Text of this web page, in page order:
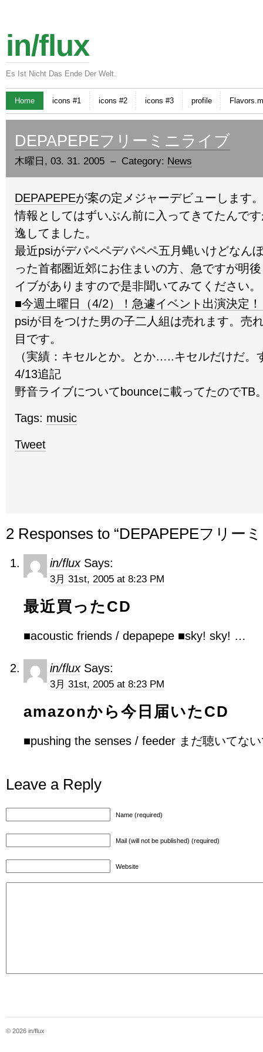
in/flux
Es Ist Nicht Das Ende Der Welt.
Home icons #1 icons #2 icons #3 profile
DEPAPEPEフリーミニライブ
木曜日, 03. 31. 2005 – Category: News
DEPAPEPEが案の定メジャーデビューします。
情報としてはずいぶん前に入ってきてたんで
逸してました。
最近psiがデパペペデパペペ五月蝿いけどなん
った首都圏近郊にお住まいの方、急ですが明
イブがありますので是非聞いてみてください。
■今週土曜日（4/2）！急遽イベント出演決定
psiが目をつけた男の子二人組は売れます。売
目です。
（実績：キセルとか。とか…..キセルだけだ。
4/13追記
野音ライブについてbounceに載ってたのでTB
Tags: music
Tweet
2 Responses to “DEPAPEPEフリー
in/fluxSays:
3月 31st, 2005 at 8:23 PM
最近買ったCD
■acoustic friends / depapepe ■sky! sky! …
in/fluxSays:
3月 31st, 2005 at 8:23 PM
amazonから今日届いたCD
■pushing the senses / feeder まだ聴いてな
Leave a Reply
Name (required)
Mail (will not be published) (required)
Website
© 2026 in/flux